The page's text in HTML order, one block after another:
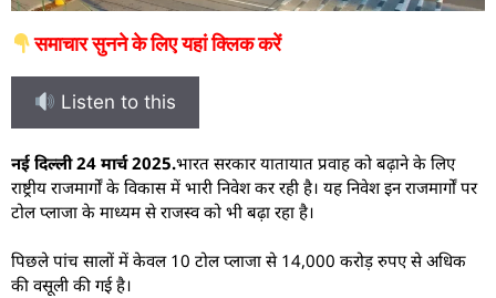
समाचार सुनने के लिए यहां क्लिक करें
Listen to this
नई दिल्ली 24 मार्च 2025.भारत सरकार यातायात प्रवाह को बढ़ाने के लिए
राष्ट्रीय राजमार्गों के विकास में भारी निवेश कर रही है। यह निवेश इन राजमार्गों पर
टोल प्लाजा के माध्यम से राजस्व को भी बढ़ा रहा है।
पिछले पांच सालों में केवल 10 टोल प्लाजा से 14,000 करोड़ रुपए से अधिक
की वसूली की गई है।